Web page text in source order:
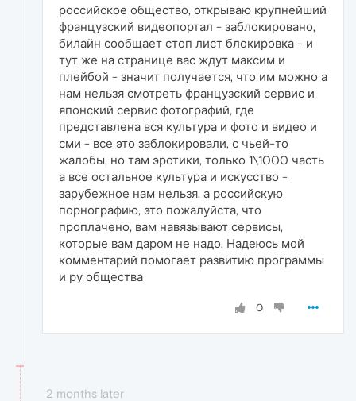
российское общество, открываю крупнейший
французский видеопортал - заблокировано,
билайн сообщает стоп лист блокировка - и
тут же на странице вас ждут максим и
плейбой - значит получается, что им можно а
нам нельзя смотреть французский сервис и
японский сервис фотографий, где
представлена вся культура и фото и видео и
сми - все это заблокировали, с чьей-то
жалобы, но там эротики, только 1\1000 часть
а все остальное культура и искусство -
зарубежное нам нельзя, а российскую
порнографию, это пожалуйста, что
проплачено, вам навязывают сервисы,
которые вам даром не надо. Надеюсь мой
комментарий помогает развитию программы
и ру общества
0
2 months later